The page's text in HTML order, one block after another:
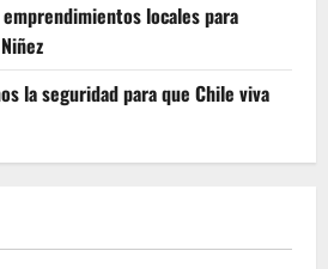
locales para
la seguridad para que Chile viva